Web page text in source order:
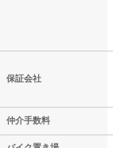
保証会社
仲介手数料